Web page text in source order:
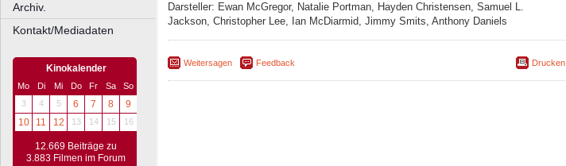
Archiv.
Kontakt/Mediadaten
Kinokalender
Mo Di Mi Do Fr Sa
So
3
4 5 6 7 8
9
10
11 12 13 14 15 16
12.669 Beiträge zu
3.883 Filmen im Forum
Darsteller: Ewan McGregor, Natalie Portman, Hayden Christensen, Samuel L.
Jackson, Christopher Lee, Ian McDiarmid, Jimmy Smits, Anthony Daniels
Weitersagen Feedback Drucken